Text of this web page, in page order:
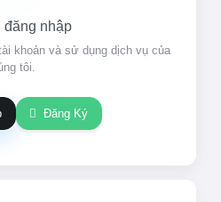
đăng nhập
khoản và sử dụng dịch vụ của
tôi.
Đăng Ký